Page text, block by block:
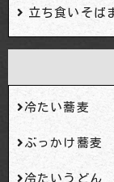
立ち食いそば
冷たい蕎麦
ぶっかけ蕎麦
冷たいうどん